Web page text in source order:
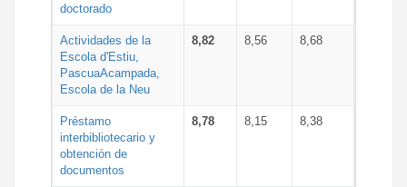
doctorado
Actividades de la
Escola d'Estiu,
PascuaAcampada,
Escola de la Neu
8,82 8,56 8,68
Préstamo
interbibliotecario y
obtención de
documentos
8,78 8,15 8,38